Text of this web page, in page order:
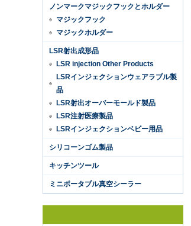
ノンマークマジックフックとホルダー
マジックフック
マジックホルダー
LSR射出成形品
LSR injection Other Products
LSRインジェクションウェアラブル製
品
LSR射出オーバーモールド製品
LSR注射医療製品
LSRインジェクションベビー用品
シリコーンゴム製品
キッチンツール
ミニポータブル真空シーラー
Hot selling products
Hot selling products :portable mini
vacuum sealer 1) For the vacuum
sealer, we have two versions, updated
version with theautomatically vacuum
sensor...